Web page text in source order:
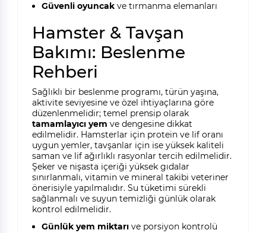
Güvenli oyuncakve tırmanma elemanları
Hamster & Tavşan
Bakımı: Beslenme
Rehberi
Sağlıklı bir beslenme programı, türün yaşına,
aktivite seviyesine ve özel ihtiyaçlarına göre
düzenlenmelidir; temel prensip olarak
tamamlayıcı yem ve dengesine dikkat
edilmelidir. Hamsterlar için protein ve lif oranı
uygun yemler, tavşanlar için ise yüksek kaliteli
saman ve lif ağırlıklı rasyonlar tercih edilmelidir.
Şeker ve nişasta içeriği yüksek gıdalar
sınırlanmalı, vitamin ve mineral takibi veteriner
önerisiyle yapılmalıdır. Su tüketimi sürekli
sağlanmalı ve suyun temizliği günlük olarak
kontrol edilmelidir.
Günlük yem miktarıve porsiyon kontrolü